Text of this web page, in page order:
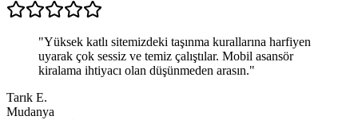
"Yüksek katlı sitemizdeki taşınma kurallarına harfiyen
uyarak çok sessiz ve temiz çalıştılar. Mobil asansör
kiralama ihtiyacı olan düşünmeden arasın."
Tarık E.
Mudanya